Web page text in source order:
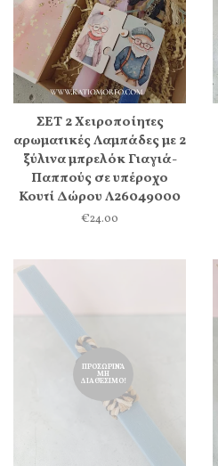
ΣΕΤ 2 Χειροποίητες
αρωματικές Λαμπάδες με 2
ξύλινα μπρελόκ Γιαγιά-
Παππούς σε υπέροχο
Κουτί Δώρου Λ26049000
€24.00
ΠΡΟΣΩΡΙΝΆ
ΜΗ
ΔΙΑΘΈΣΙΜΟ!